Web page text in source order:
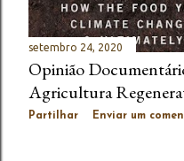
setembro 24, 2020
Opinião
Agricultura
Partilhar Enviar um